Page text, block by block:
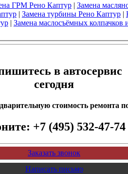
ГРМ Рено Каптур| Замена
| Замена турбины Рено Каптур|
| Замена маслосъёмных
в автосервис
сегодня
стоимость ремонта
+7 (495) 532-47-74
Заказать звонок
Написать письмо